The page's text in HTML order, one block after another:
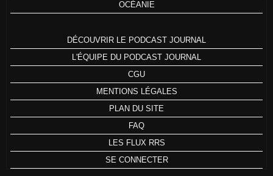
OCÉANIE
DÉCOUVRIR LE PODCAST JOURNAL
L'ÉQUIPE DU PODCAST JOURNAL
CGU
MENTIONS LÉGALES
PLAN DU SITE
FAQ
LES FLUX RRS
SE CONNECTER